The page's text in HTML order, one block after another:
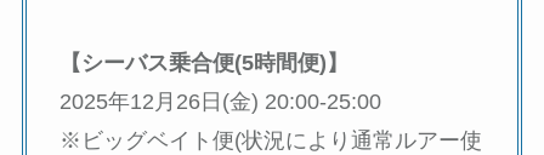
【シーバス乗合便(5時間便)】
2025年12月26日(金) 20:00-25:00
※ビッグベイト便(状況により通常ルアー使